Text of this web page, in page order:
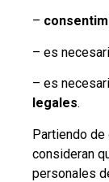
–
– es
– es
legales.
Partiendo
consideran
personales